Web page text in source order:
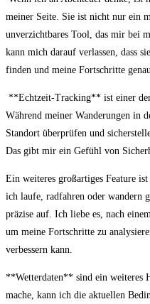
meiner Seite. Sie⁤ ist nicht nur ⁣ein
unverzichtbares⁢ Tool,⁣ das mir ⁢bei
kann mich darauf verlassen, dass
finden und meine Fortschritte⁤
⁢**Echtzeit-Tracking** ist einer
Während meiner Wanderungen in‌
Standort überprüfen und⁢
Das gibt mir ein Gefühl von
Ein ⁢weiteres großartiges Feature
ich laufe, radfahren oder wandern
präzise auf. Ich liebe es,‌ nach
⁤um meine ‌Fortschritte zu
verbessern kann.
**Wetterdaten** sind⁤ ein weiteres
mache, kann ich die aktuellen‌